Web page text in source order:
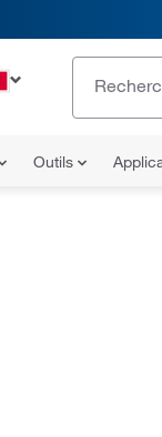
Outils